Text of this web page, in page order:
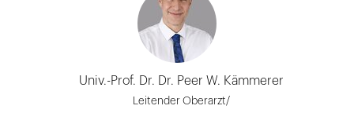
Univ.-Prof. Dr. Dr. Peer W. Kämmerer
Leitender Oberarzt/